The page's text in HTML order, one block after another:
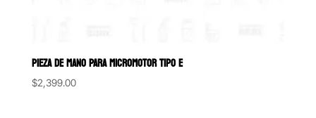
PIEZA DE MANO PARA MICROMOTOR TIPO E
$2,399.00